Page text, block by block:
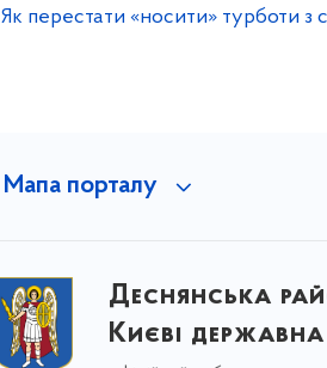
Як перестати «носити» турботи з
Мапа порталу
Деснянська
Києві державна